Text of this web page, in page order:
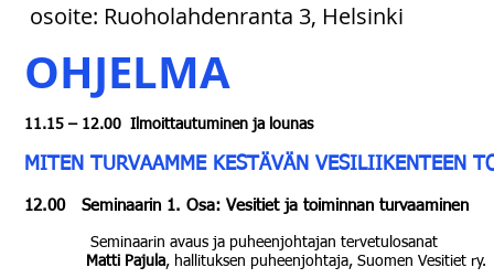
osoite: Ruoholahdenranta 3, Helsinki
OHJELMA
11.15 – 12.00 Ilmoittautuminen ja lounas
MITEN TURVAAMME KESTÄVÄN VESILIIKENTEEN
12.00 Seminaarin 1. Osa: Vesitiet ja toiminnan turvaaminen
Seminaarin avaus ja puheenjohtajan tervetulosanat
Matti Pajula, hallituksen puheenjohtaja, Suomen Vesitiet ry.